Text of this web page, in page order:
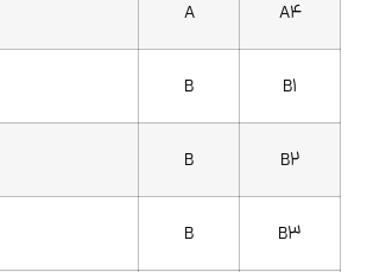
A4
A
B1
B
B2
B
B3
B